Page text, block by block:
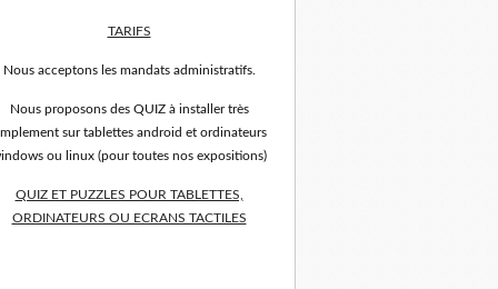
TARIFS
Nous acceptons les mandats administratifs.
Nous proposons des QUIZ à installer très
sur tablettes android et ordinateurs
ou linux (pour toutes nos expositions)
QUIZ ET PUZZLES POUR TABLETTES,
ORDINATEURS OU ECRANS TACTILES